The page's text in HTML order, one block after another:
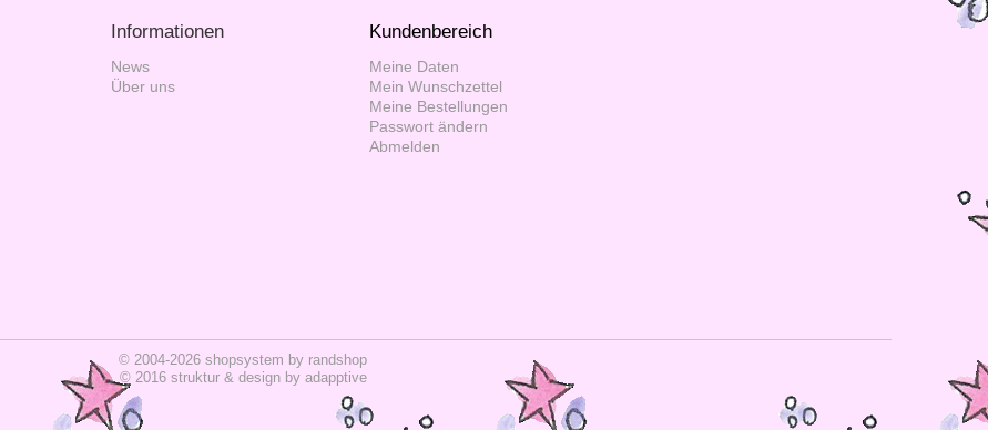
Informationen
News
Über uns
Kundenbereich
Meine Daten
Mein Wunschzettel
Meine Bestellungen
Passwort ändern
Abmelden
© 2004-2026 shopsystem by randshop
© 2016 struktur & design by adapptive